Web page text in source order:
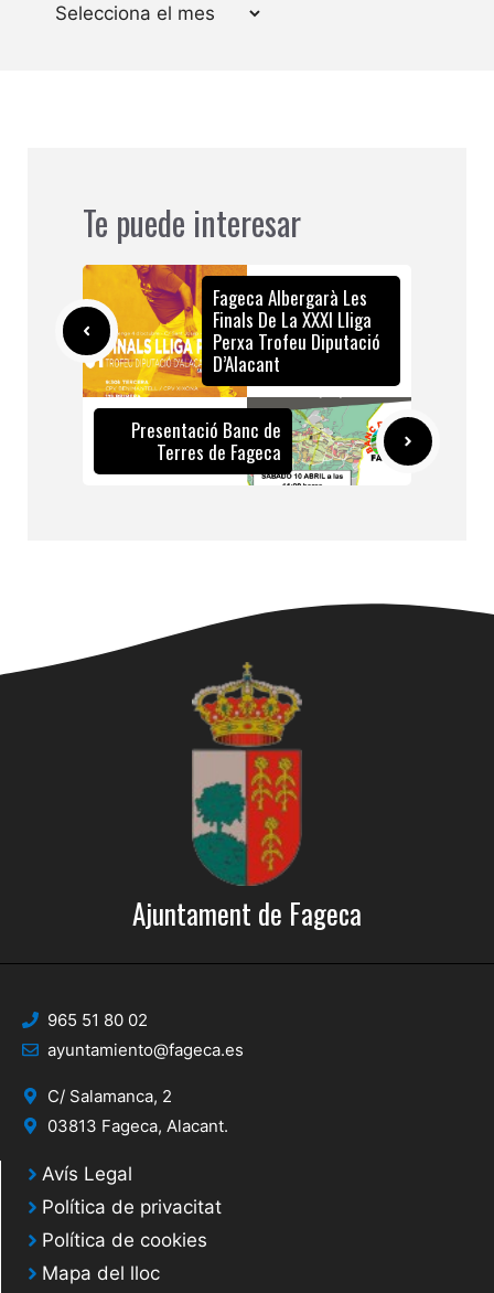
Te puede interesar
Fageca Albergarà Les
Finals De La XXXI Lliga
Perxa Trofeu Diputació
D’Alacant
Presentació Banc de
Terres de Fageca
Ajuntament de Fageca
965 51 80 02
ayuntamiento@fageca.es
C/ Salamanca, 2
03813 Fageca, Alacant.
Avís Legal
Política de privacitat
Política de cookies
Mapa del lloc